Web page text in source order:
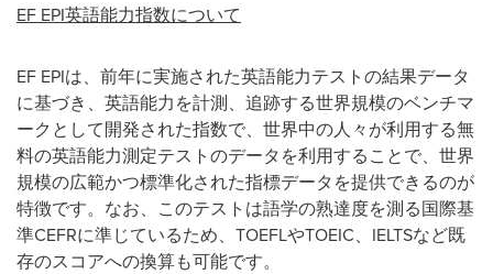
EF EPI英語能力指数について
EF EPIは、前年に実施された英語能力テストの結果データ
に基づき、英語能力を計測、追跡する世界規模のベンチマ
ークとして開発された指数で、世界中の人々が利用する無
料の英語能力測定テストのデータを利用することで、世界
規模の広範かつ標準化された指標データを提供できるのが
特徴です。なお、このテストは語学の熟達度を測る国際基
準CEFRに準じているため、TOEFLやTOEIC、IELTSなど既
存のスコアへの換算も可能です。